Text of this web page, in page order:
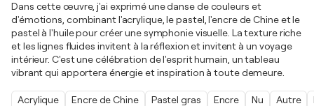
Dans cette œuvre, j'ai exprimé une danse de couleurs et
d'émotions, combinant l'acrylique, le pastel, l'encre de Chine et le
pastel à l'huile pour créer une symphonie visuelle. La texture riche
et les lignes fluides invitent à la réflexion et invitent à un voyage
intérieur. C'est une célébration de l'esprit humain, un tableau
vibrant qui apportera énergie et inspiration à toute demeure.
Acrylique Encre de Chine Pastel gras Encre Nu Autre